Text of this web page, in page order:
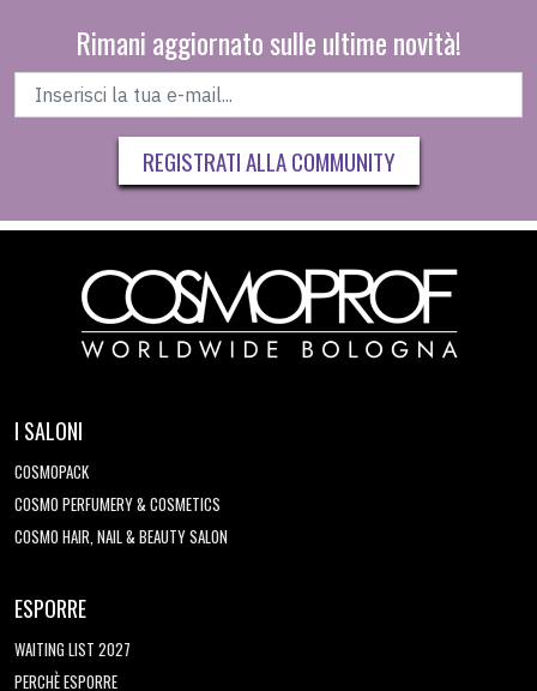
Rimani aggiornato sulle ultime novità!
REGISTRATI ALLA COMMUNITY
I SALONI
COSMOPACK
COSMO PERFUMERY & COSMETICS
COSMO HAIR, NAIL & BEAUTY SALON
ESPORRE
WAITING LIST 2027
PERCHÈ ESPORRE